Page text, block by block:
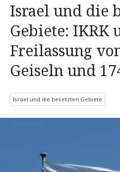
Israel und die
Gebiete: IKRK
Freilassung
Geiseln und
Israel und die besetzten Gebiete